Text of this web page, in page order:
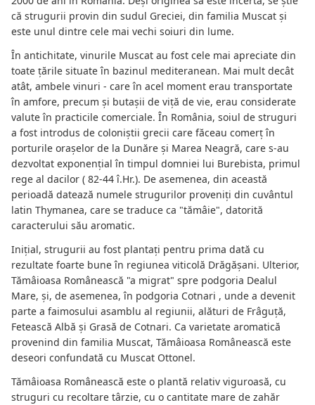
că strugurii provin din sudul Greciei, din familia Muscat și
este unul dintre cele mai vechi soiuri din lume.
În antichitate, vinurile Muscat au fost cele mai apreciate din
toate țările situate în bazinul mediteranean. Mai mult decât
atât, ambele vinuri - care în acel moment erau transportate
în amfore, precum și butașii de viță de vie, erau considerate
valute în practicile comerciale. În România, soiul de struguri
a fost introdus de coloniștii grecii care făceau comerț în
porturile orașelor de la Dunăre și Marea Neagră, care s-au
dezvoltat exponențial în timpul domniei lui Burebista, primul
rege al dacilor ( 82-44 î.Hr.). De asemenea, din această
perioadă datează numele strugurilor proveniți din cuvântul
latin Thymanea, care se traduce ca "tămâie", datorită
caracterului său aromatic.
Inițial, strugurii au fost plantați pentru prima dată cu
rezultate foarte bune în regiunea viticolă Drăgășani. Ulterior,
Tămâioasa Românească "a migrat" spre podgoria Dealul
Mare, și, de asemenea, în podgoria Cotnari , unde a devenit
parte a faimosului asamblu al regiunii, alături de Frâguță,
Fetească Albă și Grasă de Cotnari. Ca varietate aromatică
provenind din familia Muscat, Tămâioasa Românească este
deseori confundată cu Muscat Ottonel.
Tămâioasa Românească este o plantă relativ viguroasă, cu
struguri cu recoltare târzie, cu o cantitate mare de zahăr